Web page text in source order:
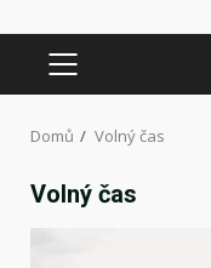
Domů Volný čas
Volný čas